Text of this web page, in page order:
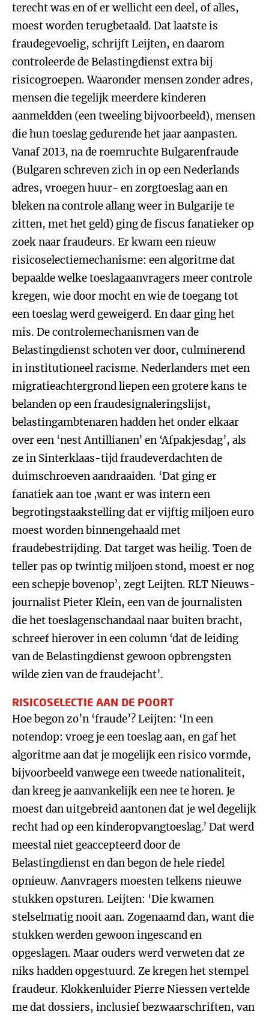
terecht was en of er wellicht een deel, of alles,
moest worden terugbetaald. Dat laatste is
fraudegevoelig, schrijft Leijten, en daarom
controleerde de Belastingdienst extra bij
risicogroepen. Waaronder mensen zonder adres,
mensen die tegelijk meerdere kinderen
aanmeldden (een tweeling bijvoorbeeld), mensen
die hun toeslag gedurende het jaar aanpasten.
Vanaf 2013, na de roemruchte Bulgarenfraude
(Bulgaren schreven zich in op een Nederlands
adres, vroegen huur- en zorgtoeslag aan en
bleken na controle allang weer in Bulgarije te
zitten, met het geld) ging de fiscus fanatieker op
zoek naar fraudeurs. Er kwam een nieuw
risicoselectiemechanisme: een algoritme dat
bepaalde welke toeslagaanvragers meer controle
kregen, wie door mocht en wie de toegang tot
een toeslag werd geweigerd. En daar ging het
mis. De controlemechanismen van de
Belastingdienst schoten ver door, culminerend
in institutioneel racisme. Nederlanders met een
migratieachtergrond liepen een grotere kans te
belanden op een fraudesignaleringslijst,
belastingambtenaren hadden het onder elkaar
over een ‘nest Antillianen’ en ‘Afpakjesdag’, als
ze in Sinterklaas-tijd fraudeverdachten de
duimschroeven aandraaiden. ‘Dat ging er
fanatiek aan toe ,want er was intern een
begrotingstaakstelling dat er vijftig miljoen euro
moest worden binnengehaald met
fraudebestrijding. Dat target was heilig. Toen de
teller pas op twintig miljoen stond, moest er nog
een schepje bovenop’, zegt Leijten. RLT Nieuws-
journalist Pieter Klein, een van de journalisten
die het toeslagenschandaal naar buiten bracht,
schreef hierover in een column ‘dat de leiding
van de Belastingdienst gewoon opbrengsten
wilde zien van de fraudejacht’.
RISICOSELECTIE AAN DE POORT
Hoe begon zo’n ‘fraude’? Leijten: ‘In een
notendop: vroeg je een toeslag aan, en gaf het
algoritme aan dat je mogelijk een risico vormde,
bijvoorbeeld vanwege een tweede nationaliteit,
dan kreeg je aanvankelijk een nee te horen. Je
moest dan uitgebreid aantonen dat je wel degelijk
recht had op een kinderopvangtoeslag.’ Dat werd
meestal niet geaccepteerd door de
Belastingdienst en dan begon de hele riedel
opnieuw. Aanvragers moesten telkens nieuwe
stukken opsturen. Leijten: ‘Die kwamen
stelselmatig nooit aan. Zogenaamd dan, want die
stukken werden gewoon ingescand en
opgeslagen. Maar ouders werd verweten dat ze
niks hadden opgestuurd. Ze kregen het stempel
fraudeur. Klokkenluider Pierre Niessen vertelde
me dat dossiers, inclusief bezwaarschriften, van